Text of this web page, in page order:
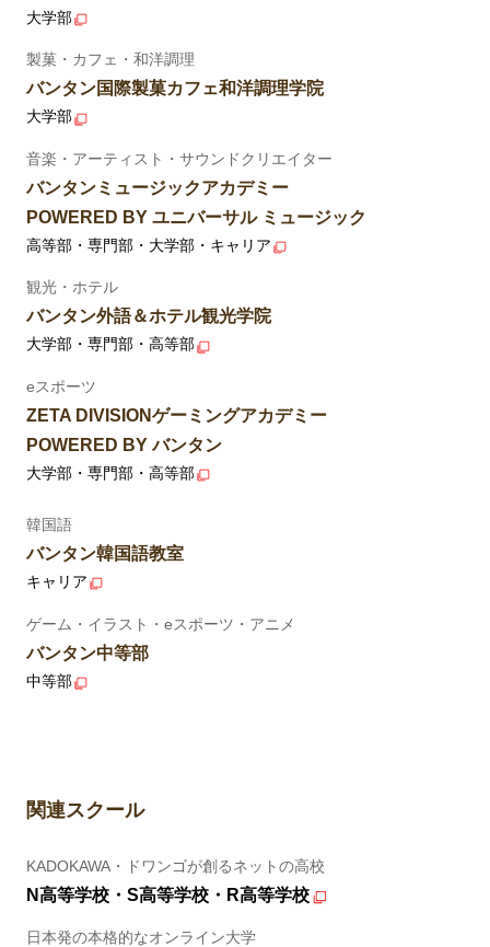
大学部
製菓・カフェ・和洋調理
バンタン国際製菓カフェ和洋調理学院
大学部
音楽・アーティスト・サウンドクリエイター
バンタンミュージックアカデミー
POWERED BY ユニバーサル ミュージック
高等部・専門部・大学部・キャリア
観光・ホテル
バンタン外語＆ホテル観光学院
大学部・専門部・高等部
eスポーツ
ZETA DIVISIONゲーミングアカデミー
POWERED BY バンタン
大学部・専門部・高等部
韓国語
バンタン韓国語教室
キャリア
ゲーム・イラスト・eスポーツ・アニメ
バンタン中等部
中等部
関連スクール
KADOKAWA・ドワンゴが創るネットの高校
N高等学校・S高等学校・R高等学校
日本発の本格的なオンライン大学